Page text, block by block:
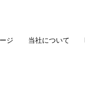
ジ 当社について